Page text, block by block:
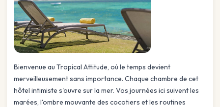
Bienvenue au Tropical Attitude, où le temps devient
merveilleusement sans importance. Chaque chambre de cet
hôtel intimiste s'ouvre sur la mer. Vos journées ici suivent les
marées, l'ombre mouvante des cocotiers et les routines